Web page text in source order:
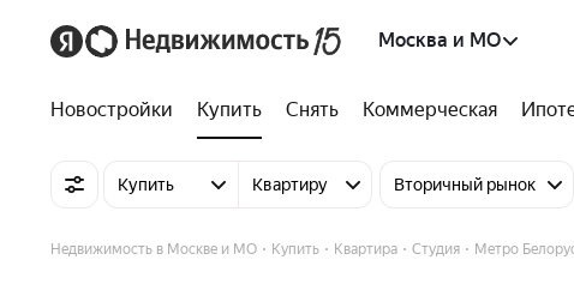
Москва и МО
Новостройки Купить Снять Коммерческая
Купить Квартиру Вторичный рынок
Недвижимость в Москве и МО Купить Квартира Студия Метро